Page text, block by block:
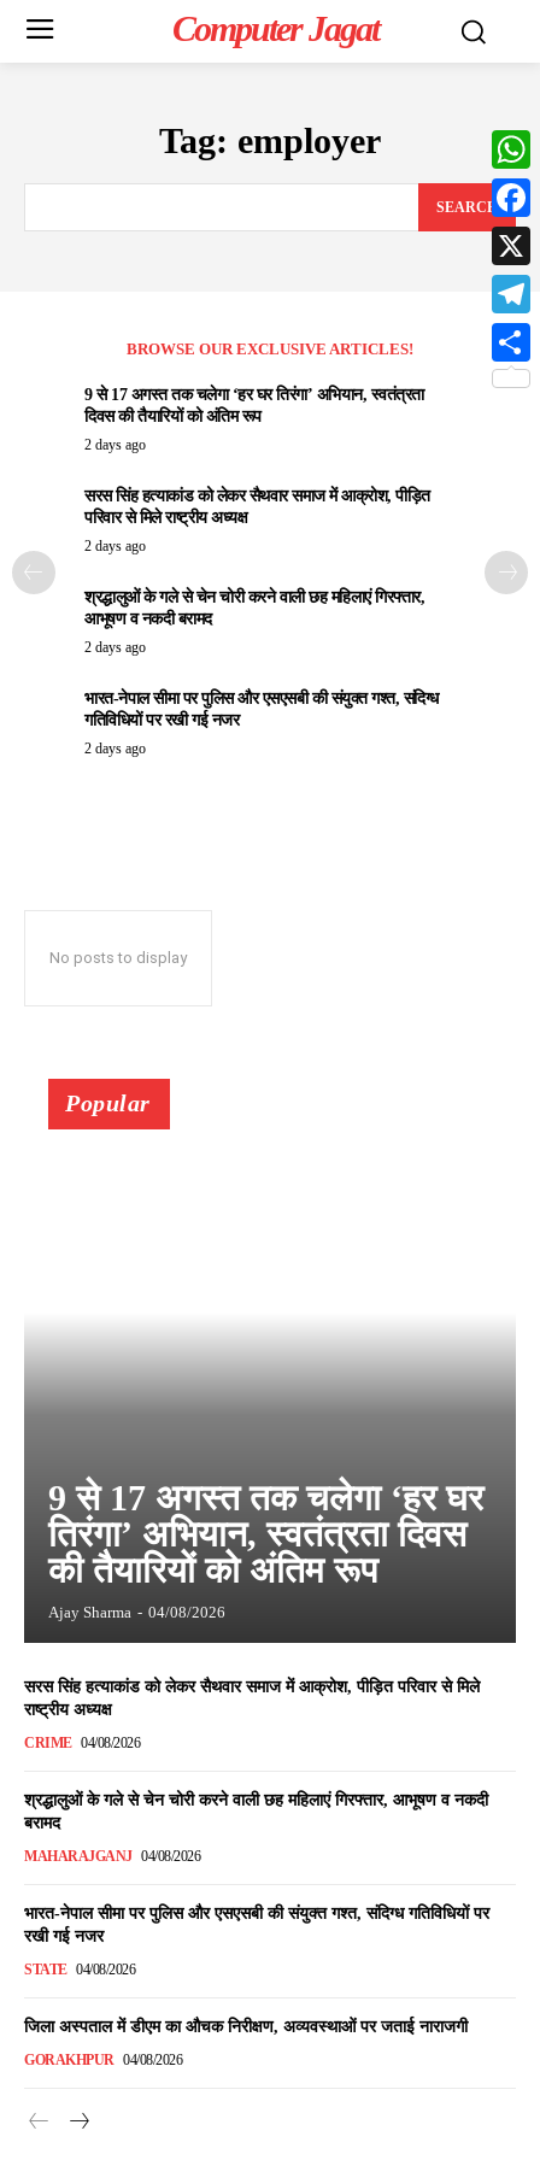
Computer Jagat
Tag: employer
SEARCH
BROWSE OUR EXCLUSIVE ARTICLES!
9 से 17 अगस्त तक चलेगा ‘हर घर तिरंगा’ अभियान, स्वतंत्रता
दिवस की तैयारियों को अंतिम रूप
2 days ago
सरस सिंह हत्याकांड को लेकर सैथवार समाज में आक्रोश, पीड़ित
परिवार से मिले राष्ट्रीय अध्यक्ष
2 days ago
श्रद्धालुओं के गले से चेन चोरी करने वाली छह महिलाएं गिरफ्तार,
आभूषण व नकदी बरामद
2 days ago
भारत-नेपाल सीमा पर पुलिस और एसएसबी की संयुक्त गश्त, संदिग्ध
गतिविधियों पर रखी गई नजर
2 days ago
No posts to display
Popular
9 से 17 अगस्त तक चलेगा ‘हर घर
तिरंगा’ अभियान, स्वतंत्रता दिवस
की तैयारियों को अंतिम रूप
Ajay Sharma - 04/08/2026
सरस सिंह हत्याकांड को लेकर सैथवार समाज में आक्रोश, पीड़ित परिवार से मिले
राष्ट्रीय अध्यक्ष
CRIME 04/08/2026
श्रद्धालुओं के गले से चेन चोरी करने वाली छह महिलाएं गिरफ्तार, आभूषण व नकदी
बरामद
MAHARAJGANJ 04/08/2026
भारत-नेपाल सीमा पर पुलिस और एसएसबी की संयुक्त गश्त, संदिग्ध गतिविधियों पर
रखी गई नजर
STATE 04/08/2026
जिला अस्पताल में डीएम का औचक निरीक्षण, अव्यवस्थाओं पर जताई नाराजगी
GORAKHPUR 04/08/2026
X
Share